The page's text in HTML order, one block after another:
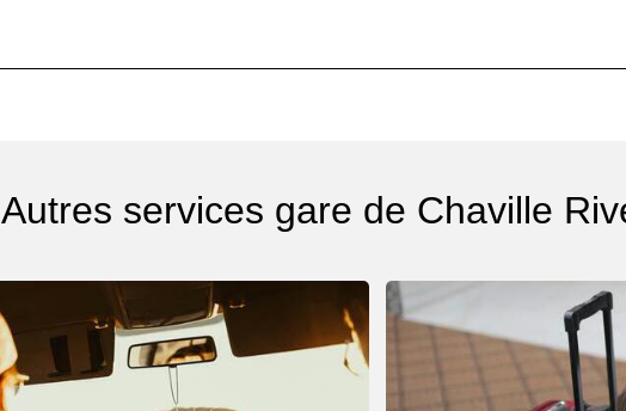
Autres services gare de Chaville